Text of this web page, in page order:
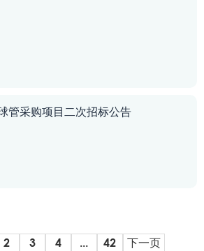
管采购项目二次招标公告
2 3 4 ... 42 下一页